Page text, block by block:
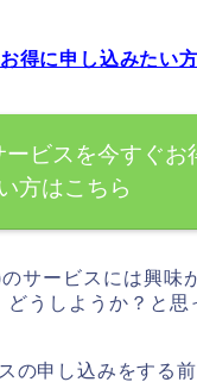
得に申し込みたい
ビスを今すぐお
方はこちら
サービスには興味
うしようか？と思
の申し込みをする